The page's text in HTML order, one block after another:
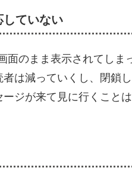
していない
面のまま表示されてしま
は減っていくし、閉鎖
ジが来て見に行くこと